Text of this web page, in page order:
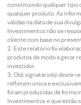
constituindo qualquer tipo
qualquer produto. As
válidas na data de sua
Investimentos não se
cliente com base no
Este relatório foi
produtos de modo a gerar
investidor.
O(s) signatário(s) deste
refletem única e
foram produzidas de forma
Investimentos e que estão